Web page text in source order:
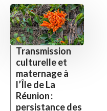
Transmission
culturelle et
maternage à
l’Île de La
Réunion :
persistance des